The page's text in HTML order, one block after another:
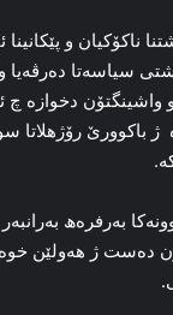
ناکۆکیان و
سیاسه‌تا
واشینگتۆن دخوازه‌
باکوورێ
بەرفرەھ
دەست ژ هه‌ولێن